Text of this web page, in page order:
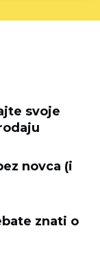
svoje
novca (i
znati o